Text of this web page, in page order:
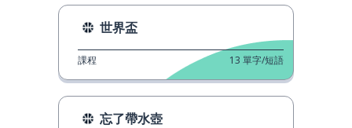
世界盃
課程 13 單字/短語
忘了帶水壺